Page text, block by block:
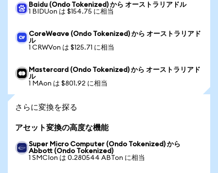
Baidu (Ondo Tokenized) から オーストラリアドル
1 BIDUon は $154.75 に相当
CoreWeave (Ondo Tokenized) から オーストラリアド
ル
1 CRWVon は $125.71 に相当
Mastercard (Ondo Tokenized) から オーストラリアド
ル
1 MAon は $801.92 に相当
さらに変換を探る
アセット変換の高度な機能
Super Micro Computer (Ondo Tokenized) から
Abbott (Ondo Tokenized)
1 SMCIon は 0.280544 ABTon に相当